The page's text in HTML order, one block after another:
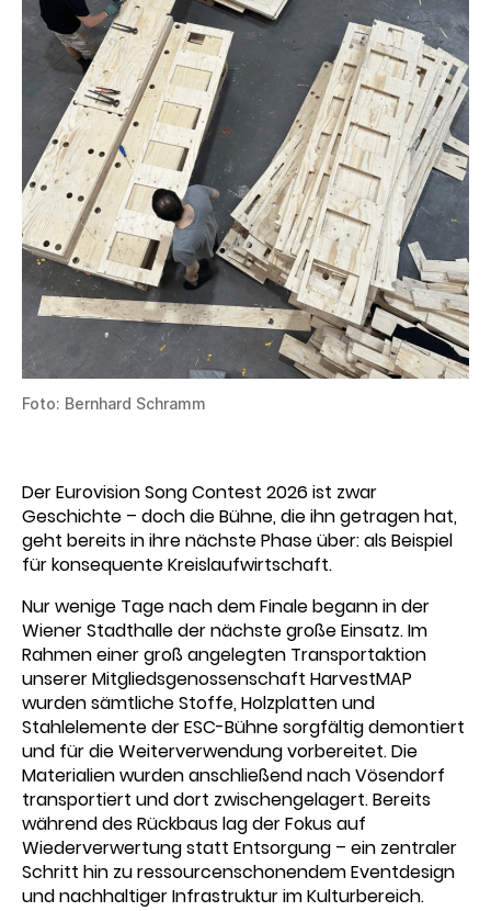
Foto: Bernhard Schramm
Der Eurovision Song Contest 2026 ist zwar
Geschichte – doch die Bühne, die ihn getragen hat,
geht bereits in ihre nächste Phase über: als Beispiel
für konsequente Kreislaufwirtschaft.
Nur wenige Tage nach dem Finale begann in der
Wiener Stadthalle der nächste große Einsatz. Im
Rahmen einer groß angelegten Transportaktion
unserer Mitgliedsgenossenschaft HarvestMAP
wurden sämtliche Stoffe, Holzplatten und
Stahlelemente der ESC-Bühne sorgfältig demontiert
und für die Weiterverwendung vorbereitet. Die
Materialien wurden anschließend nach Vösendorf
transportiert und dort zwischengelagert. Bereits
während des Rückbaus lag der Fokus auf
Wiederverwertung statt Entsorgung – ein zentraler
Schritt hin zu ressourcenschonendem Eventdesign
und nachhaltiger Infrastruktur im Kulturbereich.